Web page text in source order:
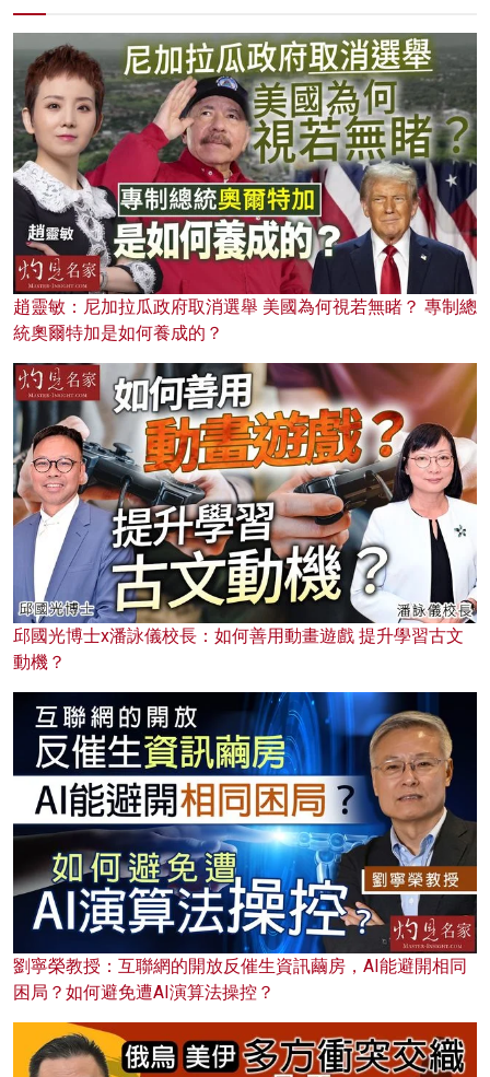
趙靈敏：尼加拉瓜政府取消選舉 美國為何視若無睹？ 專制總
統奧爾特加是如何養成的？
邱國光博士x潘詠儀校長：如何善用動畫遊戲 提升學習古文
動機？
劉寧榮教授：互聯網的開放反催生資訊繭房，AI能避開相同
困局？如何避免遭AI演算法操控？